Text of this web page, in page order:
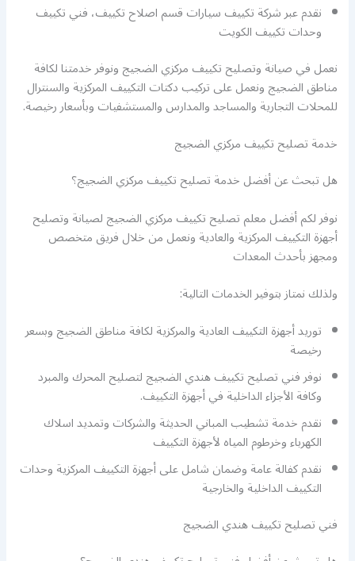
نقدم عبر شركة تكييف سيارات قسم اصلاح تكييف، فني تكييف
وحدات تكييف الكويت
نعمل في صيانة وتصليح تكييف مركزي الضجيج ونوفر خدمتنا لكافة
مناطق الضجيج ونعمل على تركيب دكتات التكييف المركزية والسنترال
للمحلات التجارية والمساجد والمدارس والمستشفيات وبأسعار رخيصة.
خدمة تصليح تكييف مركزي الضجيج
هل تبحث عن أفضل خدمة تصليح تكييف مركزي الضجيج؟
نوفر لكم أفضل معلم تصليح تكييف مركزي الضجيج لصيانة وتصليح
أجهزة التكييف المركزية والعادية ونعمل من خلال فريق متخصص
ومجهز بأحدث المعدات
ولذلك نمتاز بتوفير الخدمات التالية:
توريد أجهزة التكييف العادية والمركزية لكافة مناطق الضجيج وبسعر
رخيصة
نوفر فني تصليح تكييف هندي الضجيج لتصليح المحرك والمبرد
وكافة الأجزاء الداخلية في أجهزة التكييف.
نقدم خدمة تشطيب المباني الحديثة والشركات وتمديد اسلاك
الكهرباء وخرطوم المياه لأجهزة التكييف
نقدم كفالة عامة وضمان شامل على أجهزة التكييف المركزية وحدات
التكييف الداخلية والخارجية
فني تصليح تكييف هندي الضجيج